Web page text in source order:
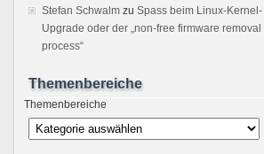
Stefan Schwalm zu Spass beim Linux-Kernel-
Upgrade oder der „non-free firmware removal
process“
Themenbereiche
Themenbereiche